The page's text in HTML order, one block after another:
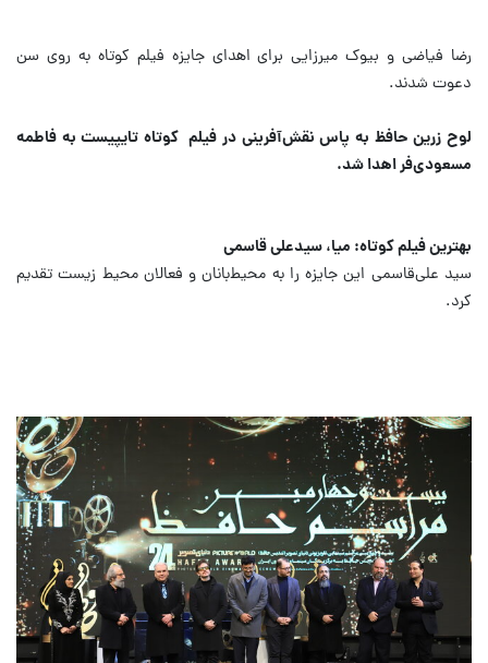
رضا فیاضی و بیوک میرزایی برای اهدای جایزه فیلم کوتاه به روی سن
دعوت شدند.
لوح زرین حافظ به پاس نقش‌آفرینی در فیلم کوتاه تایپیست به فاطمه
مسعودی‌فر اهدا شد.
بهترین فیلم کوتاه: میا، سیدعلی قاسمی
سید علی‌قاسمی این جایزه را به محیط‌بانان و فعالان محیط زیست تقدیم
کرد.